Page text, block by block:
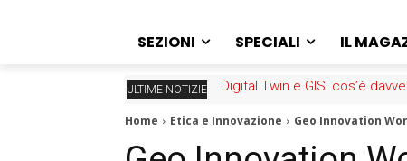
SEZIONI SPECIALI IL
ULTIME NOTIZIE Al sovrana: LTM е OVHcloud
Digital Twin e GIS: cos’è
Home Etica e Innovazione Geo Innovation